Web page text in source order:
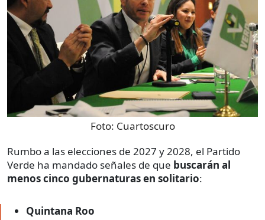
Foto: Cuartoscuro
Rumbo a las elecciones de 2027 y 2028, el Partido
Verde ha mandado señales de que buscarán al
menos cinco gubernaturas en solitario:
Quintana Roo